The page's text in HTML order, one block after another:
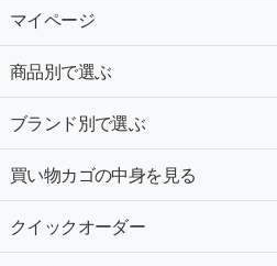
マイページ
商品別で選ぶ
ブランド別で選ぶ
買い物カゴの中身を見る
クイックオーダー